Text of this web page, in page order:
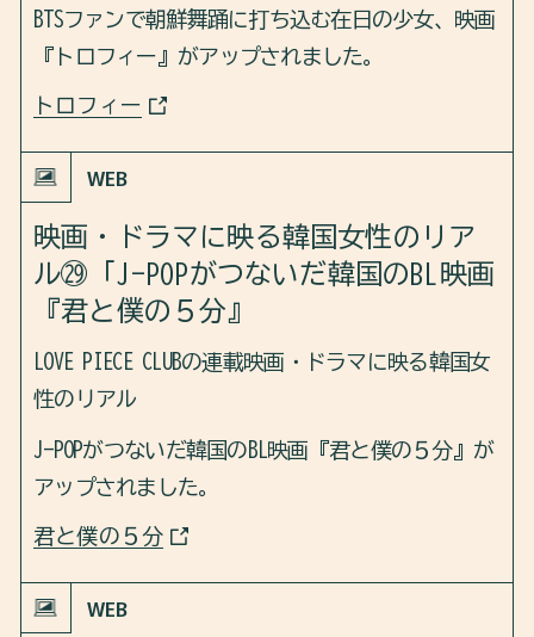
CONTACT
COLUMN
2026.7.3 地方旅
BTSファンで朝鮮舞踊に打ち込む在日の少女、映画
『トロフィー』がアップされました。
トロフィー
WEB
映画・ドラマに映る韓国女性のリア
ル㉙「J-POPがつないだ韓国のBL映画
『君と僕の５分』
LOVE PIECE CLUBの連載映画・ドラマに映る韓国女
性のリアル
J-POPがつないだ韓国のBL映画『君と僕の５分』が
アップされました。
君と僕の５分
WEB